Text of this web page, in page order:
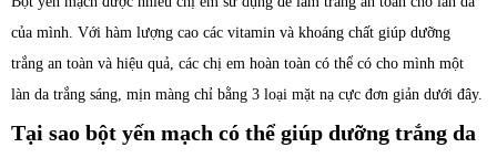
của mình. Với hàm lượng cao các vitamin và khoáng chất giúp dưỡng
trắng an toàn và hiệu quả, các chị em hoàn toàn có thể có cho mình một
làn da trắng sáng, mịn màng chỉ bằng 3 loại mặt nạ cực đơn giản dưới đây.
Tại sao bột yến mạch có thể giúp dưỡng trắng da